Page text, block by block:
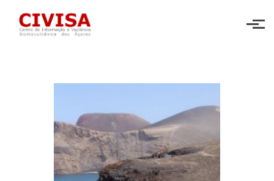
Skip to main content